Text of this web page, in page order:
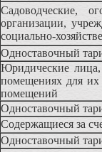
Садоводческие,
организации,
социально-
Одноставочный
Юридические
помещениях для их
помещений
Одноставочный
Содержащиеся за
Одноставочный